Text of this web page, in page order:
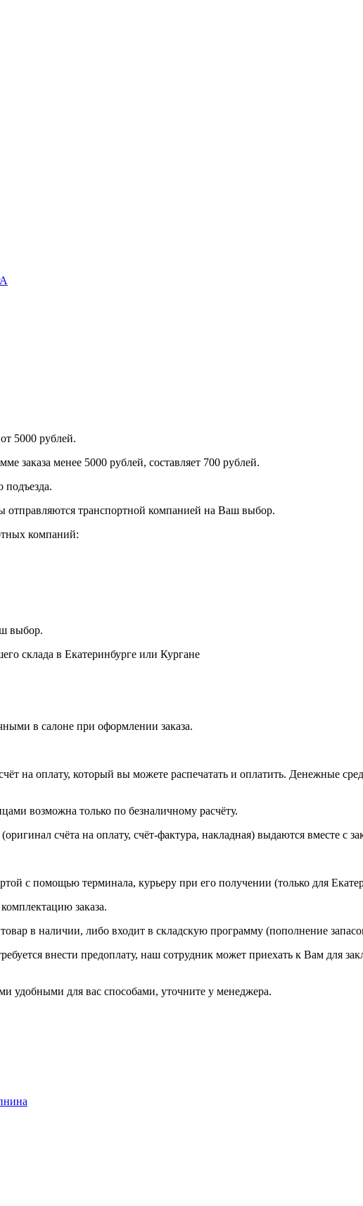
5000 рублей.
заказа менее 5000 рублей, составляет 700 рублей.
подъезда.
отправляются транспортной компанией на Ваш выбор.
компаний:
выбор.
склада в Екатеринбурге или Кургане
в салоне при оформлении заказа.
на оплату, который вы можете распечатать и оплатить. Денежные
возможна только по безналичному расчёту.
счёта на оплату, счёт-фактура, накладная) выдаются вместе с
с помощью терминала, курьеру при его получении (только для
заказа.
в наличии, либо входит в складскую программу (пополнение
внести предоплату, наш сотрудник может приехать к Вам для
удобными для вас способами, уточните у менеджера.